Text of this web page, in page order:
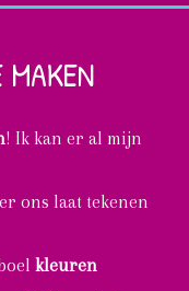
MAKEN
! Ik kan er al mijn
ons laat tekenen
kleuren